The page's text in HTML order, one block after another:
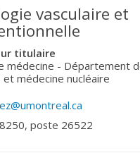
vasculaire et
titulaire
médecine - Département
et médecine nucléaire
poste 26522